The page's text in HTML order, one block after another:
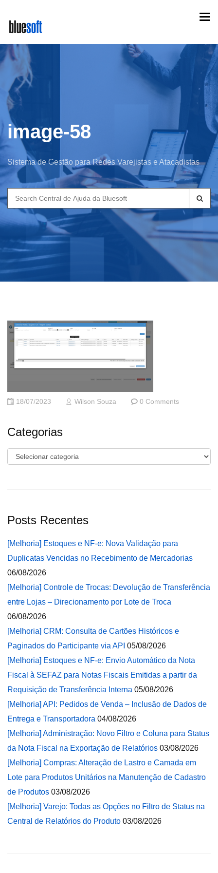
main
content
image-58
Sistema de Gestão para Redes Varejistas e Atacadistas
Search
for:
18/07/2023 Wilson Souza 0 Comments
Categorias
Categorias
Posts Recentes
[Melhoria] Estoques e NF-e: Nova Validação para
Duplicatas Vencidas no Recebimento de Mercadorias
06/08/2026
[Melhoria] Controle de Trocas: Devolução de Transferência
entre Lojas – Direcionamento por Lote de Troca
06/08/2026
[Melhoria] CRM: Consulta de Cartões Históricos e
Paginados do Participante via API 05/08/2026
[Melhoria] Estoques e NF-e: Envio Automático da Nota
Fiscal à SEFAZ para Notas Fiscais Emitidas a partir da
Requisição de Transferência Interna 05/08/2026
[Melhoria] API: Pedidos de Venda – Inclusão de Dados de
Entrega e Transportadora 04/08/2026
[Melhoria] Administração: Novo Filtro e Coluna para Status
da Nota Fiscal na Exportação de Relatórios 03/08/2026
[Melhoria] Compras: Alteração de Lastro e Camada em
Lote para Produtos Unitários na Manutenção de Cadastro
de Produtos 03/08/2026
[Melhoria] Varejo: Todas as Opções no Filtro de Status na
Central de Relatórios do Produto 03/08/2026